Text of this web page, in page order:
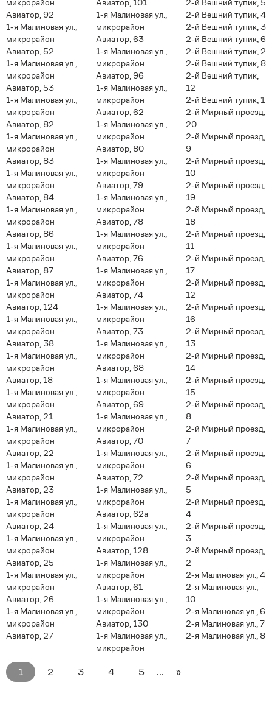
микрорайон
Авиатор, 92
1-я Малиновая ул.,
микрорайон
Авиатор, 52
1-я Малиновая ул.,
микрорайон
Авиатор, 53
1-я Малиновая ул.,
микрорайон
Авиатор, 82
1-я Малиновая ул.,
микрорайон
Авиатор, 83
1-я Малиновая ул.,
микрорайон
Авиатор, 84
1-я Малиновая ул.,
микрорайон
Авиатор, 86
1-я Малиновая ул.,
микрорайон
Авиатор, 87
1-я Малиновая ул.,
микрорайон
Авиатор, 124
1-я Малиновая ул.,
микрорайон
Авиатор, 38
1-я Малиновая ул.,
микрорайон
Авиатор, 18
1-я Малиновая ул.,
микрорайон
Авиатор, 21
1-я Малиновая ул.,
микрорайон
Авиатор, 22
1-я Малиновая ул.,
микрорайон
Авиатор, 23
1-я Малиновая ул.,
микрорайон
Авиатор, 24
1-я Малиновая ул.,
микрорайон
Авиатор, 25
1-я Малиновая ул.,
микрорайон
Авиатор, 26
1-я Малиновая ул.,
микрорайон
Авиатор, 27
Авиатор, 101
1-я Малиновая ул.,
микрорайон
Авиатор, 63
1-я Малиновая ул.,
микрорайон
Авиатор, 96
1-я Малиновая ул.,
микрорайон
Авиатор, 62
1-я Малиновая ул.,
микрорайон
Авиатор, 80
1-я Малиновая ул.,
микрорайон
Авиатор, 79
1-я Малиновая ул.,
микрорайон
Авиатор, 78
1-я Малиновая ул.,
микрорайон
Авиатор, 76
1-я Малиновая ул.,
микрорайон
Авиатор, 74
1-я Малиновая ул.,
микрорайон
Авиатор, 73
1-я Малиновая ул.,
микрорайон
Авиатор, 68
1-я Малиновая ул.,
микрорайон
Авиатор, 69
1-я Малиновая ул.,
микрорайон
Авиатор, 70
1-я Малиновая ул.,
микрорайон
Авиатор, 72
1-я Малиновая ул.,
микрорайон
Авиатор, 62а
1-я Малиновая ул.,
микрорайон
Авиатор, 128
1-я Малиновая ул.,
микрорайон
Авиатор, 61
1-я Малиновая ул.,
микрорайон
Авиатор, 130
1-я Малиновая ул.,
микрорайон
2-й Вешний тупик, 5
2-й Вешний тупик, 4
2-й Вешний тупик, 3
2-й Вешний тупик, 6
2-й Вешний тупик, 2
2-й Вешний тупик, 8
2-й Вешний тупик,
12
2-й Вешний тупик, 1
2-й Мирный проезд,
20
2-й Мирный проезд,
9
2-й Мирный проезд,
10
2-й Мирный проезд,
19
2-й Мирный проезд,
18
2-й Мирный проезд,
11
2-й Мирный проезд,
17
2-й Мирный проезд,
12
2-й Мирный проезд,
16
2-й Мирный проезд,
13
2-й Мирный проезд,
14
2-й Мирный проезд,
15
2-й Мирный проезд,
8
2-й Мирный проезд,
7
2-й Мирный проезд,
6
2-й Мирный проезд,
5
2-й Мирный проезд,
4
2-й Мирный проезд,
3
2-й Мирный проезд,
2
2-я Малиновая ул., 4
2-я Малиновая ул.,
10
2-я Малиновая ул., 6
2-я Малиновая ул., 7
2-я Малиновая ул., 8
1 2 3 4 5 ... »